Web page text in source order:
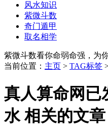
风水知识
紫微斗数
奇门遁甲
取名相学
紫微斗数看你命弱命强，为
当前位置： 主页 > TAG标签
真人算命网已
水 相关的文章